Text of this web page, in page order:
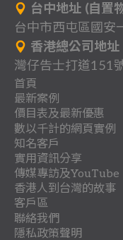
台中地址 (自置
台中市西屯區國
香港總公司地址
灣仔告士打道151
首頁
背
景
分
享
關
於
我
們
作
品
收
費
聯
絡
最新案例
一
頁
式
網
站
案
例
多
頁
式
網
站
案
行
業
案
例
價目表及最新優惠
網
站
架
設
優
惠
立
即
登
記
優
數以千計的網頁實例
客
戶
總
目
錄
地
產
.
室
內
團
體
.
協
教
育
及
時
裝
日
知名客戶
實用資訊分享
懶
人
包
最
新
網
網
路
各
傳媒專訪及YouTube
傳
媒
專
香
港
阿
香港人到台灣的故事
香
港
移
客戶區
系
聯絡我們
隱私政策聲明